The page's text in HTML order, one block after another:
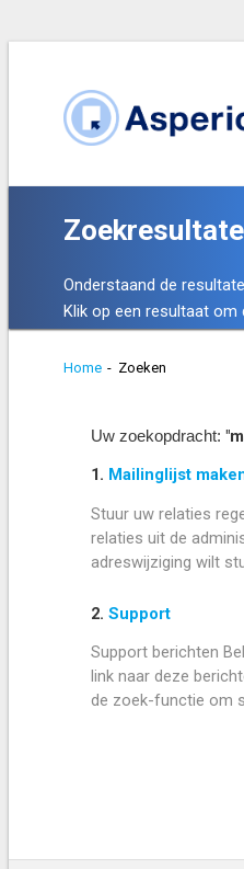
Onderstaand de
Klik op een resultaat om
Home - Zoeken
Uw zoekopdracht:
1. Mailinglijst
Stuur uw relaties
relaties uit de
adreswijziging wilt
2. Support
Support berichten
link naar deze
de zoek-functie om